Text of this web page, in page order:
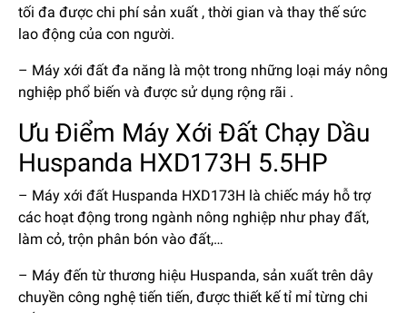
tối đa được chi phí sản xuất , thời gian và thay thế sức
lao động của con người.
– Máy xới đất đa năng là một trong những loại máy nông
nghiệp phổ biến và được sử dụng rộng rãi .
Ưu Điểm Máy Xới Đất Chạy Dầu
Huspanda HXD173H 5.5HP
– Máy xới đất Huspanda HXD173H là chiếc máy hỗ trợ
các hoạt động trong ngành nông nghiệp như phay đất,
làm cỏ, trộn phân bón vào đất,…
– Máy đến từ thương hiệu Huspanda, sản xuất trên dây
chuyền công nghệ tiến tiến, được thiết kế tỉ mỉ từng chi